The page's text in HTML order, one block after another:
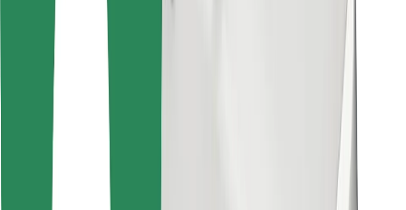
Találd meg kedvenc ételedet!
Bolt Food app letöltése